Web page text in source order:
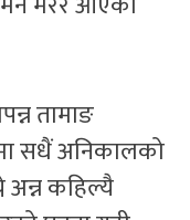
तामाङ
सधैं अनिकालको
अन्न कहिल्यै